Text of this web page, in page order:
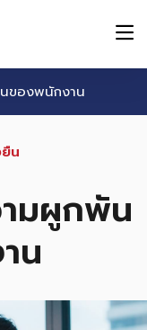
ของพนักงาน
น
ามผูกพัน
น